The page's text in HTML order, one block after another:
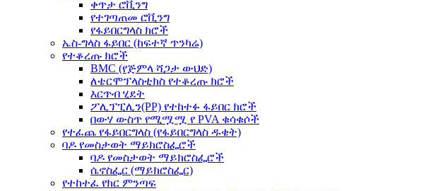
ቀጥታ ሮቪንግ
የተገጣጠመ ሮቪንግ
የፋይበርግላስ ክሮች
ኤስ-ግላስ ፋይበር (ከፍተኛ ጥንካሬ)
የተቆረጡ ክሮች
BMC (የጅምላ ሻጋታ ውህድ)
ለቴርሞፕላስቲክስ የተቆረጡ ክሮች
እርጥብ ሂደት
ፖሊፕፒሊን(PP) የተከተፉ ፋይበር ክሮች
በውሃ ውስጥ የሚሟሟ የ PVA ቁሳቁሶች
የተፈጨ የፋይበርግላስ (የፋይበርግላስ ዱቄት)
ባዶ የመስታወት ማይክሮስፌሮች
ባዶ የመስታወት ማይክሮስፌሮች
ሴኖስፌር (ማይክሮስፌር)
የተከተፈ የክር ምንጣፍ